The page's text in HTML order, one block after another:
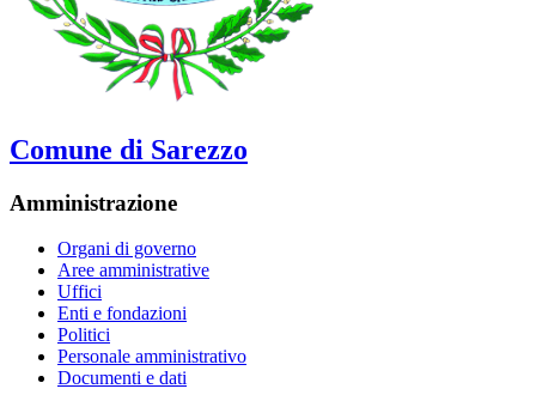
Comune di Sarezzo
Amministrazione
Organi di governo
Aree amministrative
Uffici
Enti e fondazioni
Politici
Personale amministrativo
Documenti e dati